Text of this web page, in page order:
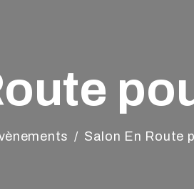
Salon En Route